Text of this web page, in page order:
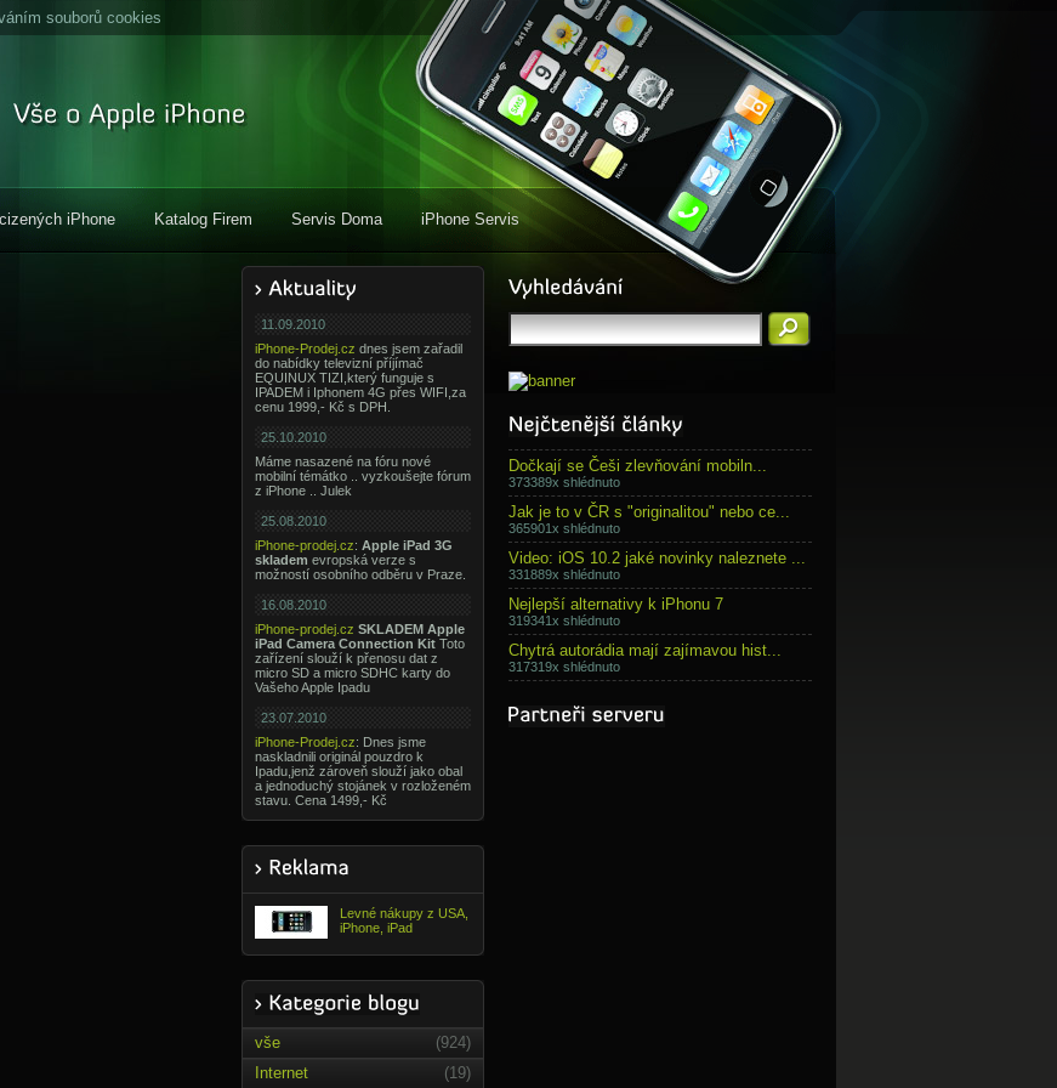
souborů cookies
iPhone Katalog Firem Servis Doma iPhone Servis
11.09.2010
iPhone-Prodej.cz dnes jsem zařadil
do nabídky televizní příjímač
EQUINUX TIZI,který funguje s
IPADEM i Iphonem 4G přes WIFI,za
cenu 1999,- Kč s DPH.
25.10.2010
Máme nasazené na fóru nové
mobilní témátko .. vyzkoušejte fórum
z iPhone .. Julek
25.08.2010
iPhone-prodej.cz: Apple iPad 3G
skladem evropská verze s
možností osobního odběru v Praze.
16.08.2010
iPhone-prodej.cz SKLADEM Apple
iPad Camera Connection Kit Toto
zařízení slouží k přenosu dat z
micro SD a micro SDHC karty do
Vašeho Apple Ipadu
23.07.2010
iPhone-Prodej.cz: Dnes jsme
naskladnili originál pouzdro k
Ipadu,jenž zároveň slouží jako obal
a jednoduchý stojánek v rozloženém
stavu. Cena 1499,- Kč
Levné nákupy z USA,
iPhone, iPad
vše
(924)
Internet
(19)
Dočkají se Češi zlevňování mobiln...
373389x shlédnuto
Jak je to v ČR s "originalitou" nebo ce...
365901x shlédnuto
Video: iOS 10.2 jaké novinky naleznete ...
331889x shlédnuto
Nejlepší alternativy k iPhonu 7
319341x shlédnuto
Chytrá autorádia mají zajímavou hist...
317319x shlédnuto